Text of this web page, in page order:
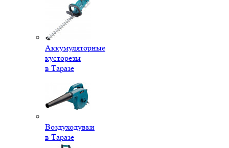
Аккумуляторные
кусторезы
в Таразе
Воздуходувки
в Таразе